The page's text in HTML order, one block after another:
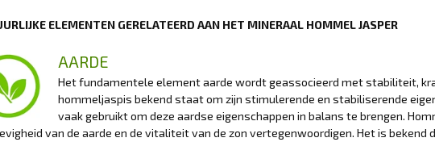
ELEMENTEN GERELATEERD AAN HET MINERAAL HOMMEL JASPER
AARDE
Het fundamentele element aarde wordt geassocieerd met stabiliteit,
hommeljaspis bekend staat om zijn stimulerende en stabiliserende
vaak gebruikt om deze aardse eigenschappen in balans te brengen.
van de aarde en de vitaliteit van de zon vertegenwoordigen. Het is